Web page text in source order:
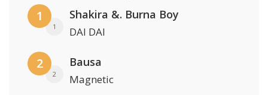
1
1
Shakira &. Burna Boy
DAI DAI
2
2
Bausa
Magnetic